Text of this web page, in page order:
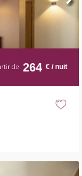
de 264 € / nuit